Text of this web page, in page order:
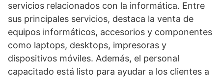
servicios relacionados con la informática. Entre
sus principales servicios, destaca la venta de
equipos informáticos, accesorios y componentes
como laptops, desktops, impresoras y
dispositivos móviles. Además, el personal
capacitado está listo para ayudar a los clientes a